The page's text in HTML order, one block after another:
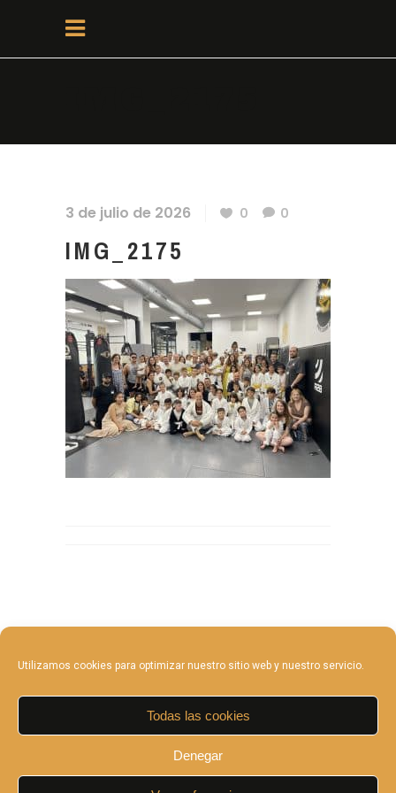
Utilizamos cookies para optimizar nuestro sitio web y nuestro servicio.
Todas las cookies
Denegar
3 de julio de 2026 0 0
IMG_2175